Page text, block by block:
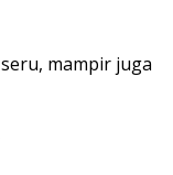
seru, mampir juga